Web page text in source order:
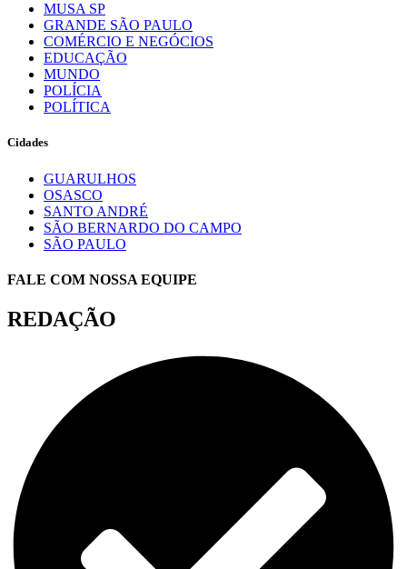
MUSA SP
GRANDE SÃO PAULO
COMÉRCIO E NEGÓCIOS
EDUCAÇÃO
MUNDO
POLÍCIA
POLÍTICA
Cidades
GUARULHOS
OSASCO
SANTO ANDRÉ
SÃO BERNARDO DO CAMPO
SÃO PAULO
FALE COM NOSSA EQUIPE
REDAÇÃO